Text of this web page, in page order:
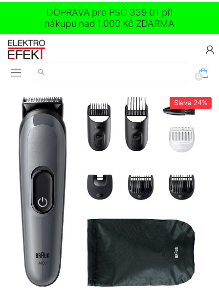
DOPRAVA pro PSČ 339 01 při
nákupu nad 1.000 Kč ZDARMA
Vyhledávání:
0
Sleva 24%